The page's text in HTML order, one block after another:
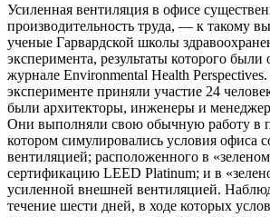
Усиленная вентиляция в офисе
производительность труда, — к такому
ученые Гарвардской школы
эксперимента, результаты которого
журнале Environmental Health
эксперименте приняли участие 24
были архитекторы, инженеры и
Они выполняли свою обычную работу в
котором симулировались условия офиса
вентиляцией; расположенного в
сертификацию LEED Platinum; и в
усиленной внешней вентиляцией.
течение шести дней, в ходе которых